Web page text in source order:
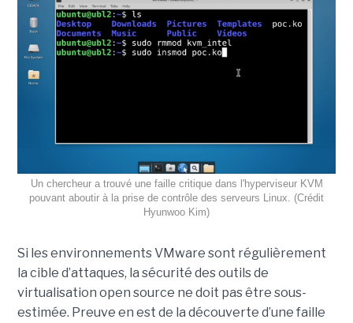
Un chercheur a trouvé une faille critique dans l'hyperviseur KVM
pouvant aboutir à la prise de contrôle des serveurs Linux. (Crédit
Hyunwoo Kim)
Si les environnements VMware sont régulièrement
la cible d’attaques, la sécurité des outils de
virtualisation open source ne doit pas être sous-
estimée. Preuve en est de la découverte d’une faille